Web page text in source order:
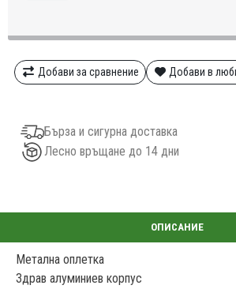
Добави за сравнение Добави в
Бърза и сигурна доставка
Лесно връщане до 14 дни
Метална оплетка
Здрав алуминиев корпус